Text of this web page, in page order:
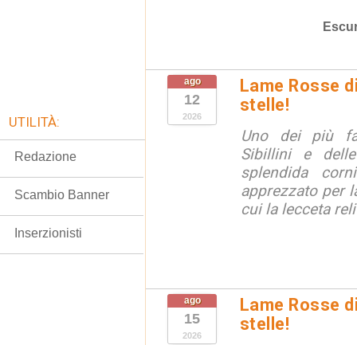
ago
12
2026
Lame Rosse
stelle!
Uno dei più
Sibillini e
splendida
apprezzato per
cui la lecceta
ago
15
2026
Lame Rosse
stelle!
UTILITÀ:
Redazione
Scambio Banner
Inserzionisti